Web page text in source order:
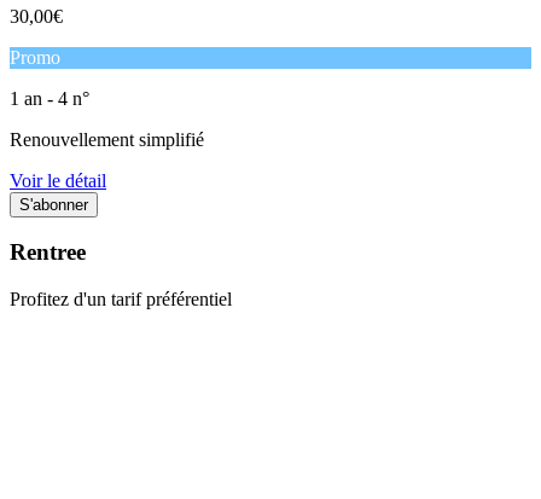
30,00€
Promo
1 an - 4 n°
Renouvellement simplifié
Voir le détail
Rentree
Profitez d'un tarif préférentiel